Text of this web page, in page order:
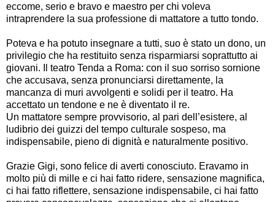
eccome, serio e bravo e maestro per chi voleva
intraprendere la sua professione di mattatore a tutto tondo.
Poteva e ha potuto insegnare a tutti, suo è stato un dono, un
privilegio che ha restituito senza risparmiarsi soprattutto ai
giovani. Il teatro Tenda a Roma: con il suo sorriso sornione
che accusava, senza pronunciarsi direttamente, la
mancanza di muri avvolgenti e solidi per il teatro. Ha
accettato un tendone e ne è diventato il re.
Un mattatore sempre provvisorio, al pari dell’esistere, al
ludibrio dei guizzi del tempo culturale sospeso, ma
indispensabile, pieno di dignità e naturalmente positivo.
Grazie Gigi, sono felice di averti conosciuto. Eravamo in
molto più di mille e ci hai fatto ridere, sensazione magnifica,
ci hai fatto riflettere, sensazione indispensabile, ci hai fatto